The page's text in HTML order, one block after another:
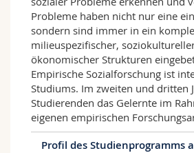
Probleme haben nicht nur eine
sondern sind immer in ein
milieuspezifischer,
ökonomischer Strukturen
Empirische Sozialforschung ist
Studiums. Im zweiten und dritten
Studierenden das Gelernte im
eigenen empirischen
Profil des Studienprogramms